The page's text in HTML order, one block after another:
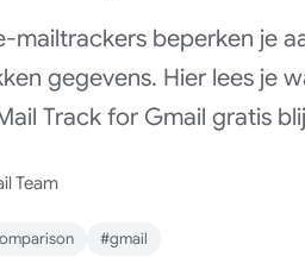
mailtrackers beperken je
gegevens. Hier lees je
Track for Gmail gratis
Team
#gmail